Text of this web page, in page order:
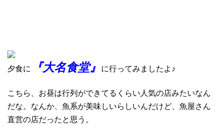
夕食に 『大名食堂』 に行ってみましたよ♪
こちら、お昼は行列ができてるくらい人気の店みたいなん
だな。なんか、魚系が美味しいらしいんだけど、魚屋さん
直営の店だったと思う。